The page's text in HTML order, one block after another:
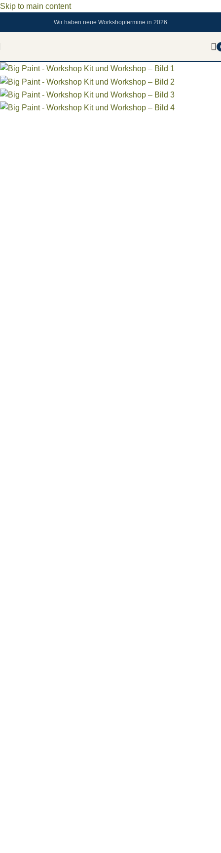
Skip to main content
Wir haben neue Workshoptermine in 2026